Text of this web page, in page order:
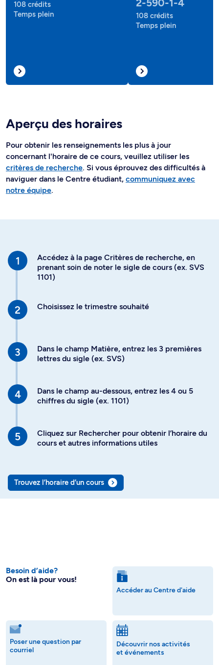
108 crédits
Temps plein
2-590-1-4
108 crédits
Temps plein
Aperçu des horaires
Pour obtenir les renseignements les plus à jour
concernant l'horaire de ce cours, veuillez utiliser les
critères de recherche. Si vous éprouvez des difficultés à
naviguer dans le Centre étudiant, communiquez avec
notre équipe.
Accédez à la page Critères de recherche, en
prenant soin de noter le sigle de cours (ex. SVS
1101)
Choisissez le trimestre souhaité
Dans le champ Matière, entrez les 3 premières
lettres du sigle (ex. SVS)
Dans le champ au-dessous, entrez les 4 ou 5
chiffres du sigle (ex. 1101)
Cliquez sur Rechercher pour obtenir l’horaire du
cours et autres informations utiles
Trouvez l’horaire d’un cours
Besoin d’aide?
On est là pour vous!
Accéder au Centre d'aide
Poser une question par
courriel
Découvrir nos activités
et événements